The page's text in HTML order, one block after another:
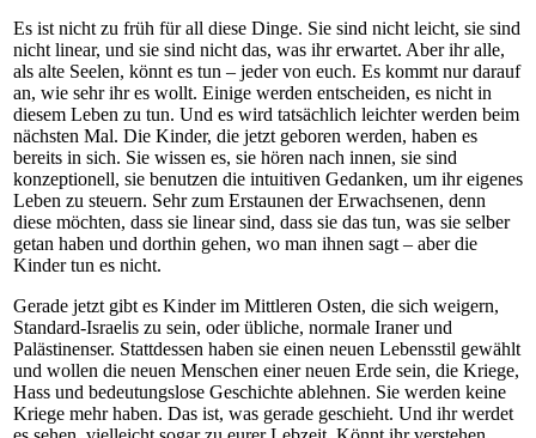
Es ist nicht zu früh für all diese Dinge. Sie sind nicht leicht, sie sind
nicht linear, und sie sind nicht das, was ihr erwartet. Aber ihr alle,
als alte Seelen, könnt es tun – jeder von euch. Es kommt nur darauf
an, wie sehr ihr es wollt. Einige werden entscheiden, es nicht in
diesem Leben zu tun. Und es wird tatsächlich leichter werden beim
nächsten Mal. Die Kinder, die jetzt geboren werden, haben es
bereits in sich. Sie wissen es, sie hören nach innen, sie sind
konzeptionell, sie benutzen die intuitiven Gedanken, um ihr eigenes
Leben zu steuern. Sehr zum Erstaunen der Erwachsenen, denn
diese möchten, dass sie linear sind, dass sie das tun, was sie selber
getan haben und dorthin gehen, wo man ihnen sagt – aber die
Kinder tun es nicht.
Gerade jetzt gibt es Kinder im Mittleren Osten, die sich weigern,
Standard-Israelis zu sein, oder übliche, normale Iraner und
Palästinenser. Stattdessen haben sie einen neuen Lebensstil gewählt
und wollen die neuen Menschen einer neuen Erde sein, die Kriege,
Hass und bedeutungslose Geschichte ablehnen. Sie werden keine
Kriege mehr haben. Das ist, was gerade geschieht. Und ihr werdet